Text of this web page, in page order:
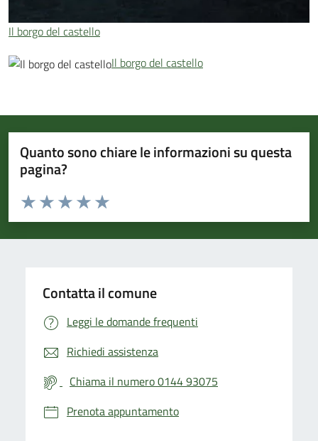
Il borgo del castello
Il borgo del castello
Quanto sono chiare le informazioni su questa
pagina?
Valuta da 1 a 5 stelle la pagina
Valuta 5 stelle su 5
Valuta 4 stelle su 5
Valuta 3 stelle su 5
Valuta 2 stelle su 5
Valuta 1 stelle su 5
Contatta il comune
Leggi le domande frequenti
Richiedi assistenza
Chiama il numero 0144 93075
Prenota appuntamento